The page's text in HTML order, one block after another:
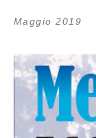
Maggio 2019